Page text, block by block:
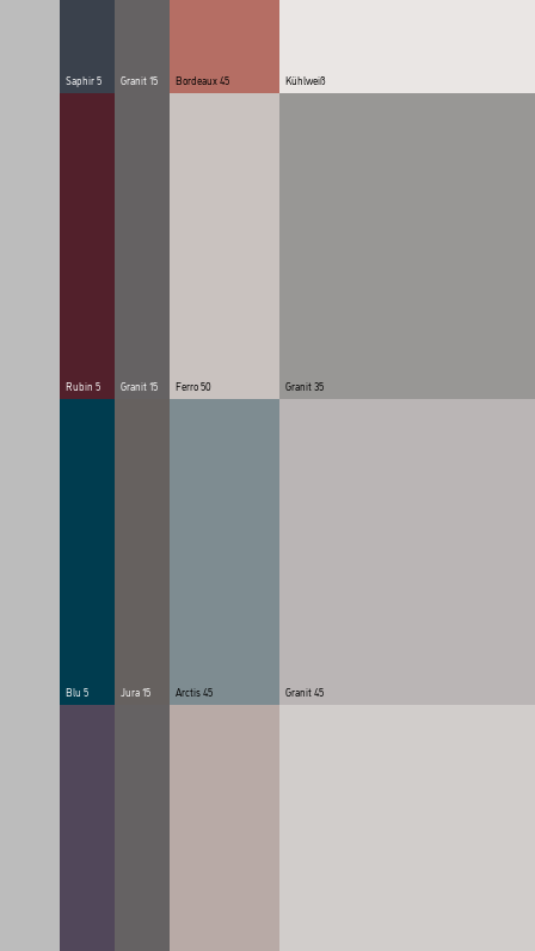
Saphir 5 Granit 15 Bordeaux 45 Kühlweiß
Rubin 5 Granit 15 Ferro 50 Granit 35
Blu 5 Jura 15 Arctis 45 Granit 45